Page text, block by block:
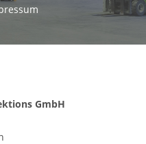
GmbH